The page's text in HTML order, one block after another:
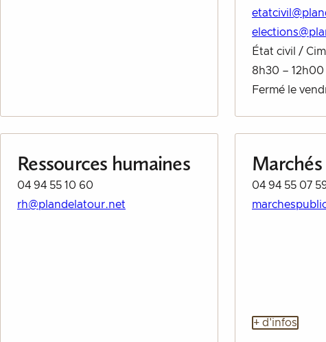
État civil /
8h30 – 12h00
Fermé le
Ressources humaines
04 94 55 10 60
rh@plandelatour.net
04 94 55 07
+ d'infos